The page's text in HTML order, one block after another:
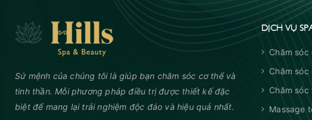
Sứ mệnh của chúng tôi là giúp bạn chăm sóc cơ thể và
tinh thần. Mỗi phương pháp điều trị được thiết kế đặc
biệt để mang lại trải nghiệm độc đáo và hiệu quả nhất.
DỊCH VỤ
Chăm
Chăm sóc
Chăm
Massage